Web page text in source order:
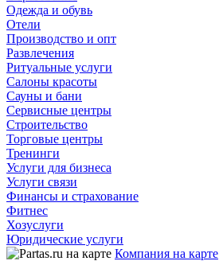
Одежда и обувь
Отели
Производство и опт
Развлечения
Ритуальные услуги
Салоны красоты
Сауны и бани
Сервисные центры
Строительство
Торговые центры
Тренинги
Услуги для бизнеса
Услуги связи
Финансы и страхование
Фитнес
Хозуслуги
Юридические услуги
Компания на карте